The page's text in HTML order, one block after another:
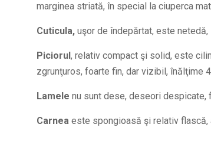
marginea striată, în special la ciuperca
Cuticula, uşor de îndepărtat, este
Piciorul, relativ compact şi solid, este
zgrunţuros, foarte fin, dar vizibil, înălţime
Lamele nu sunt dese, deseori despicate,
Carnea este spongioasă şi relativ flască,